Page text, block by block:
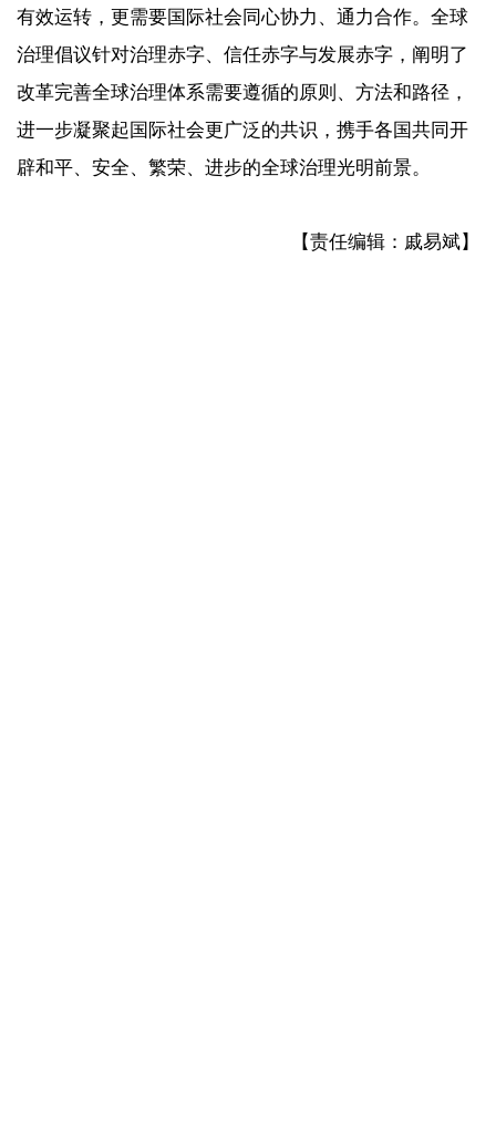
有效运转，更需要国际社会同心协力、通力合作。全球
治理倡议针对治理赤字、信任赤字与发展赤字，阐明了
改革完善全球治理体系需要遵循的原则、方法和路径，
进一步凝聚起国际社会更广泛的共识，携手各国共同开
辟和平、安全、繁荣、进步的全球治理光明前景。
【责任编辑：戚易斌】